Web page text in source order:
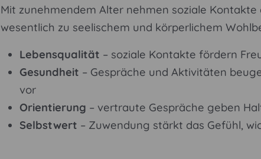
Mit zunehmendem Alter nehmen soziale
wesentlich zu seelischem und körperlichem
Lebensqualität – soziale Kontakte fördern
Gesundheit – Gespräche und Aktivitäten
vor
Orientierung – vertraute Gespräche geben
Selbstwert – Zuwendung stärkt das Gefühl,